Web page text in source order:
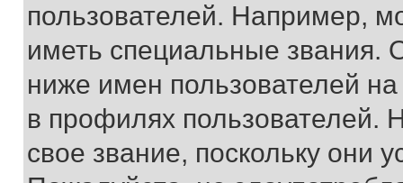
пользователей. Например,
иметь специальные звания.
ниже имен пользователей
в профилях
свое звание, поскольку они